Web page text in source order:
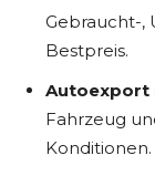
Gebraucht-,
Bestpreis.
Autoexport
Fahrzeug
Konditionen.